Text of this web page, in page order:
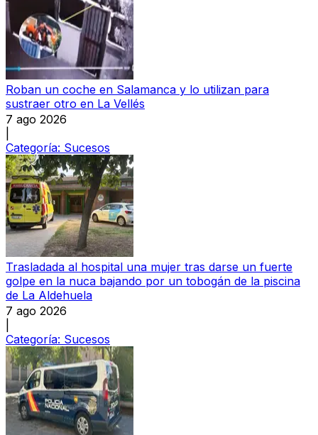
Roban un coche en Salamanca y lo utilizan para
sustraer otro en La Vellés
7 ago 2026
Categoría: Sucesos
Trasladada al hospital una mujer tras darse un fuerte
golpe en la nuca bajando por un tobogán de la piscina
de La Aldehuela
7 ago 2026
Categoría: Sucesos